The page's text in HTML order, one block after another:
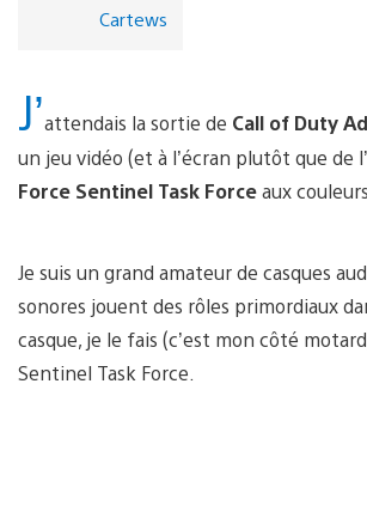
Cartews
J’attendais la sortie de Call of Duty
un jeu vidéo (et à l’écran plutôt que de
Force Sentinel Task Forceaux
Je suis un grand amateur de casques
sonores jouent des rôles primordiaux
casque, je le fais (c’est mon côté
Sentinel Task Force.